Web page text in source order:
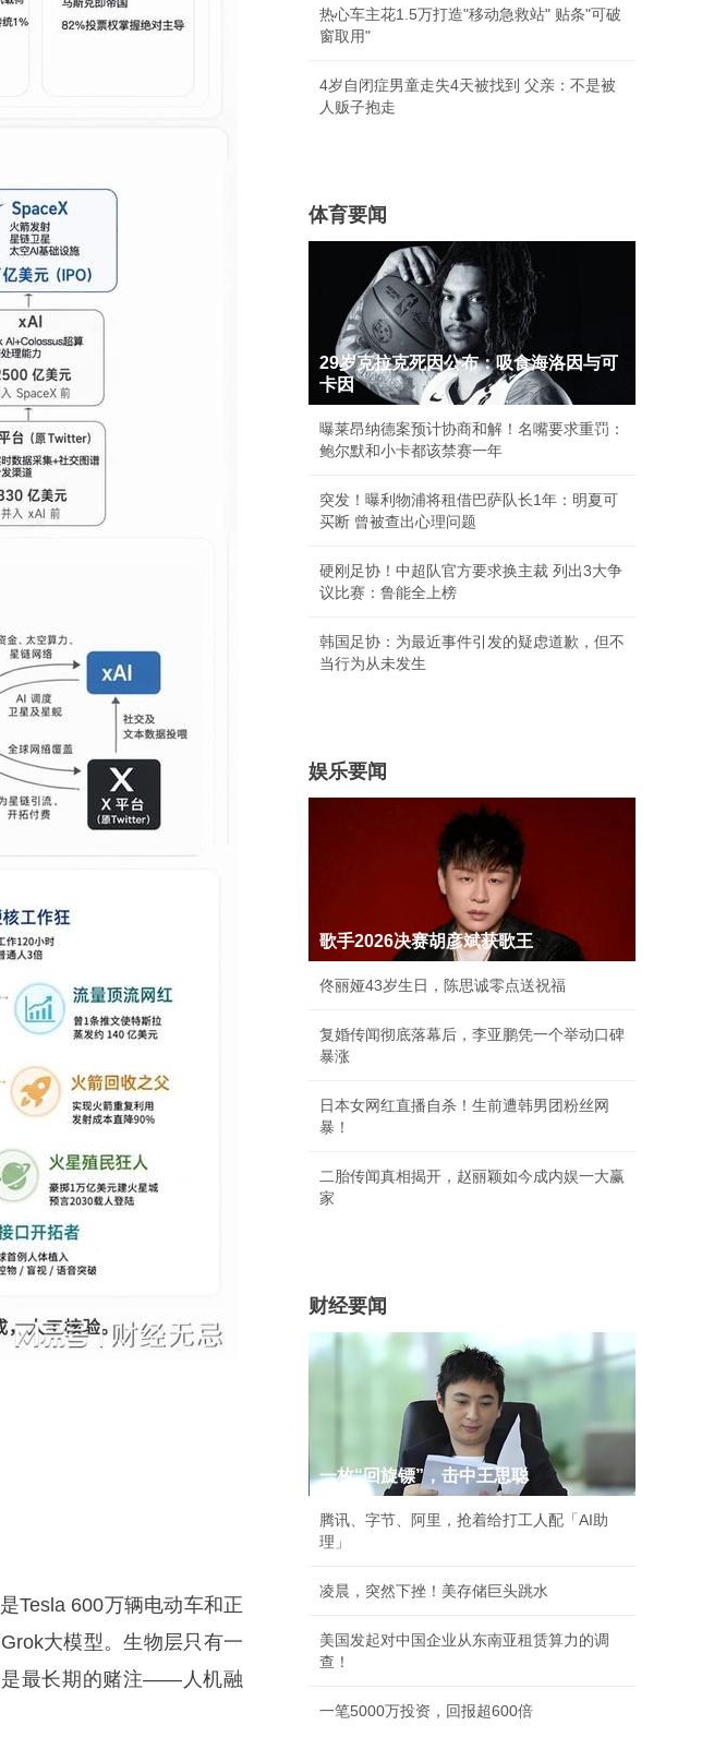
Tesla 600万辆电动车和正
大模型。生物层只有一
是最长期的赌注——人机融
热心车主花1.5万打造"移动急救站" 贴条"可破
窗取用"
4岁自闭症男童走失4天被找到 父亲：不是被
人贩子抱走
体育要闻
29岁克拉克死因公布：吸食海洛因与可
卡因
曝莱昂纳德案预计协商和解！名嘴要求重罚：
鲍尔默和小卡都该禁赛一年
突发！曝利物浦将租借巴萨队长1年：明夏可
买断 曾被查出心理问题
硬刚足协！中超队官方要求换主裁 列出3大争
议比赛：鲁能全上榜
韩国足协：为最近事件引发的疑虑道歉，但不
当行为从未发生
娱乐要闻
歌手2026决赛胡彦斌获歌王
佟丽娅43岁生日，陈思诚零点送祝福
复婚传闻彻底落幕后，李亚鹏凭一个举动口碑
暴涨
日本女网红直播自杀！生前遭韩男团粉丝网
暴！
二胎传闻真相揭开，赵丽颖如今成内娱一大赢
家
财经要闻
一枚“回旋镖”，击中王思聪
腾讯、字节、阿里，抢着给打工人配「AI助
理」
凌晨，突然下挫！美存储巨头跳水
美国发起对中国企业从东南亚租赁算力的调
查！
一笔5000万投资，回报超600倍